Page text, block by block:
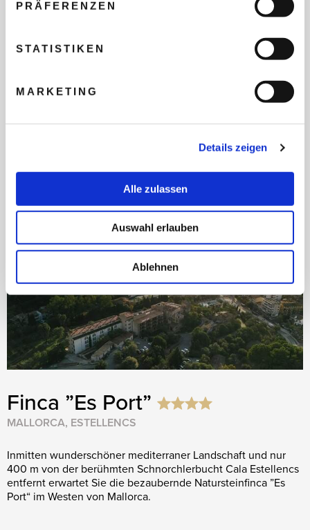
PRÄFERENZEN
STATISTIKEN
MARKETING
Details zeigen
Alle zulassen
Auswahl erlauben
Ablehnen
INDIVIDUELLE ANFRAGE
Finca ”Es Port”
MALLORCA, ESTELLENCS
Inmitten wunderschöner mediterraner Landschaft und nur
400 m von der berühmten Schnorchlerbucht Cala Estellencs
entfernt erwartet Sie die bezaubernde Natursteinfinca ”Es
Port“ im Westen von Mallorca.